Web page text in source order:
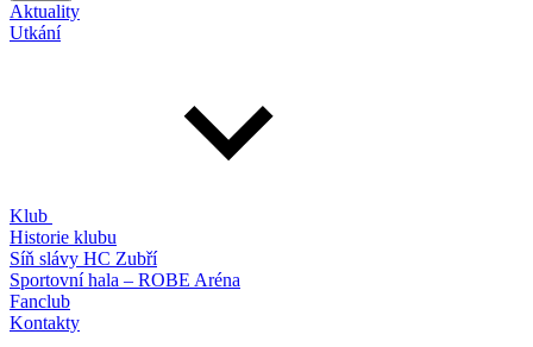
Aktuality
Utkání
Klub
Historie klubu
Síň slávy HC Zubří
Sportovní hala – ROBE Aréna
Fanclub
Kontakty